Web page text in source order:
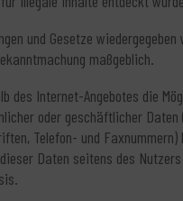
und Gesetze
maßgeblich.
des Internet-Angebotes die
oder geschäftlicher Daten
Telefon- und
Daten seitens des